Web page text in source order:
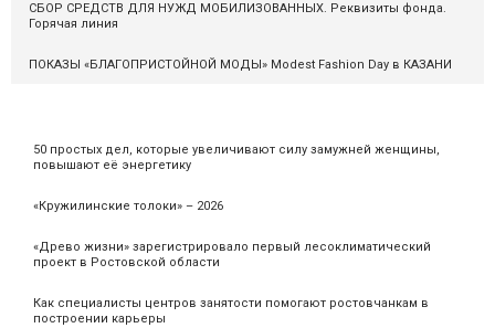
50 простых дел, которые увеличивают силу замужней женщины,
повышают её энергетику
«Кружилинские толоки» – 2026
«Древо жизни» зарегистрировало первый лесоклиматический
проект в Ростовской области
Как специалисты центров занятости помогают ростовчанкам в
построении карьеры
СБОР СРЕДСТВ ДЛЯ НУЖД МОБИЛИЗОВАННЫХ. Реквизиты фонда.
Горячая линия
ПОКАЗЫ «БЛАГОПРИСТОЙНОЙ МОДЫ» Modest Fashion Day в КАЗАНИ